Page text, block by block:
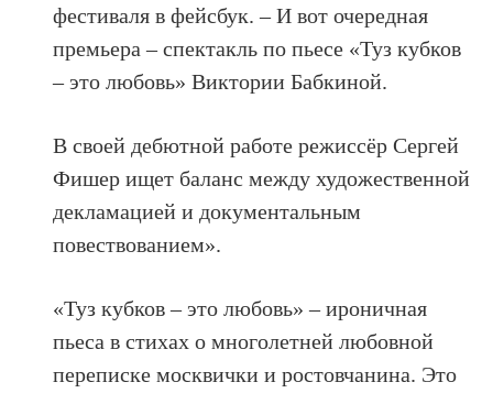
фестиваля в фейсбук. – И вот очередная
премьера – спектакль по пьесе «Туз кубков
– это любовь» Виктории Бабкиной.
В своей дебютной работе режиссёр Сергей
Фишер ищет баланс между художественной
декламацией и документальным
повествованием».
«Туз кубков – это любовь» – ироничная
пьеса в стихах о многолетней любовной
переписке москвички и ростовчанина. Это